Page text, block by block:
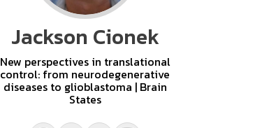
Jackson Cionek
New perspectives in translational
control: from neurodegenerative
diseases to glioblastoma | Brain
States